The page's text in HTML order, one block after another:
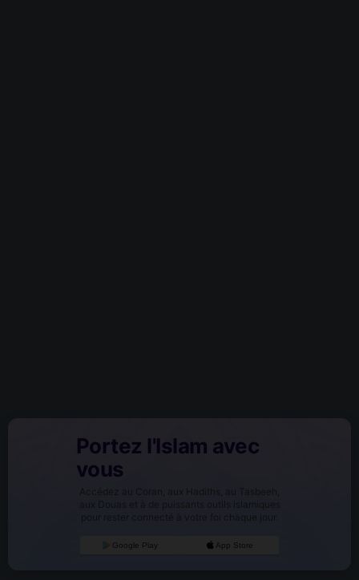
Portez l'Islam avec
vous
Accédez au Coran, aux Hadiths, au Tasbeeh,
aux Douas et à de puissants outils islamiques
pour rester connecté à votre foi chaque jour.
Google Play App Store